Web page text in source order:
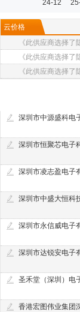
云价格
《此供应商选择了
《此供应商选择了
《此供应商选择了
深圳市中源盛科电
深圳市恒聚芯电子
深圳市凌志盈电子
深圳市中盛大恒科
深圳市永信威电子
深圳市达锐安电子
圣禾堂（深圳）电
香港宏图伟业集团